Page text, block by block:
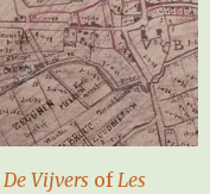
De Vijvers ofLes